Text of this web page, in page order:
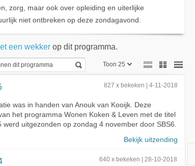
zorg, maar ook over opleiding en uiterlijke
niet ontbreken op deze zondagavond.
een wekker op dit programma.
Toon 25
Toon 75
827 x bekeken | 4-11-2018
was in handen van Anouk van Kooijk. Deze
het programma Wonen Koken & Leven met de titel
werd uitgezonden op zondag 4 november door SBS6.
Bekijk uitzending
640 x bekeken | 28-10-2018